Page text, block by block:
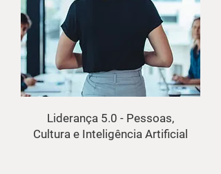
Liderança 5.0 - Pessoas,
Cultura e Inteligência Artificial